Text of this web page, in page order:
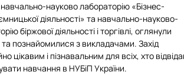
науково лабораторію «Бізнес-
діяльності» та навчально-науково-
біржової діяльності і торгівлі, оглянули
познайомилися з викладачами. Захід
цікавим і пізнавальним для всіх, хто
навчання в НУБіП України.